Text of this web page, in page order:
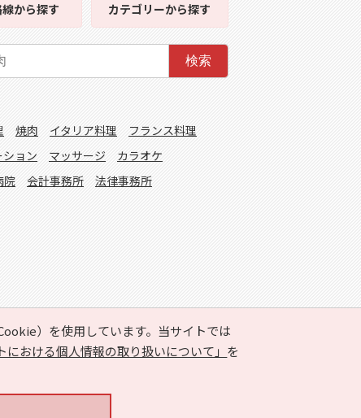
）を使用しています。当サイトでは
における個人情報の取り扱いについて」 を
から探す カテゴリーから探す
検索
焼肉 イタリア料理
フランス料理
ション マッサージ
カラオケ
院 会計事務所 法律事務所